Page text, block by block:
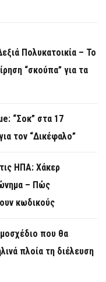
Πολυκατοικία – Το
“σκούπα” για τα
“Σοκ” στα 17
τον “Δικέφαλο”
ΗΠΑ: Χάκερ
– Πώς
κωδικούς
που θα
πλοία τη διέλευση